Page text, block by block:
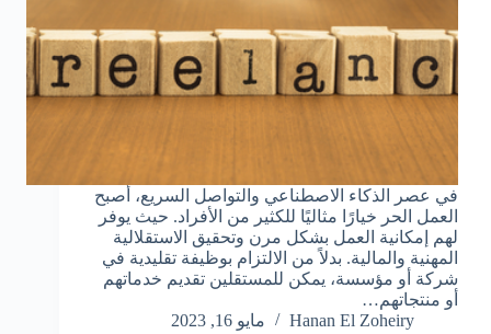
في عصر الذكاء الاصطناعي والتواصل السريع، أصبح
العمل الحر خيارًا مثاليًا للكثير من الأفراد. حيث يوفر
لهم إمكانية العمل بشكل مرن وتحقيق الاستقلالية
المهنية والمالية. بدلاً من الالتزام بوظيفة تقليدية في
شركة أو مؤسسة، يمكن للمستقلين تقديم خدماتهم
أو منتجاتهم…
Hanan El Zoheiry
مايو 16, 2023